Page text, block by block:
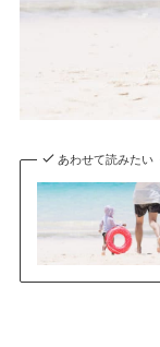
あわせて読みたい